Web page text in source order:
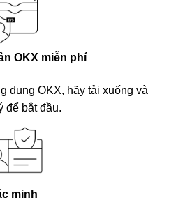
OKX miễn phí
dụng OKX, hãy tải xuống và
để bắt đầu.
minh